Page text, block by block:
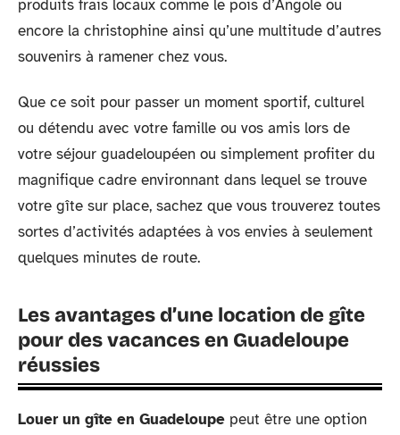
produits frais locaux comme le pois d’Angole ou
encore la christophine ainsi qu’une multitude d’autres
souvenirs à ramener chez vous.
Que ce soit pour passer un moment sportif, culturel
ou détendu avec votre famille ou vos amis lors de
votre séjour guadeloupéen ou simplement profiter du
magnifique cadre environnant dans lequel se trouve
votre gîte sur place, sachez que vous trouverez toutes
sortes d’activités adaptées à vos envies à seulement
quelques minutes de route.
Les avantages d’une location de gîte
pour des vacances en Guadeloupe
réussies
Louer un gîte en Guadeloupe peut être une option